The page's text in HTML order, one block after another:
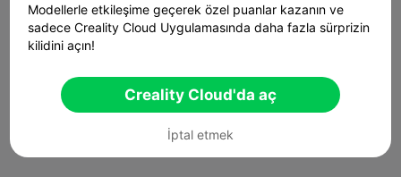
Modellerle etkileşime geçerek özel puanlar kazanın ve
sadece Creality Cloud Uygulamasında daha fazla sürprizin
kilidini açın!
Creality Cloud'da aç
İptal etmek